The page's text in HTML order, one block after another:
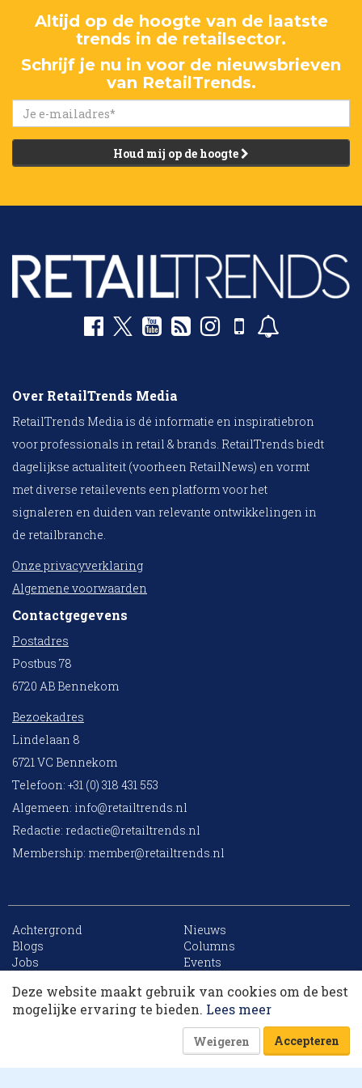
Altijd op de hoogte van de laatste
trends in de retailsector.
Schrijf je nu in voor de nieuwsbrieven
van RetailTrends.
Houd mij op de hoogte
Over RetailTrends Media
RetailTrends Media is dé informatie en inspiratiebron
voor professionals in retail & brands. RetailTrends biedt
dagelijkse actualiteit (voorheen RetailNews) en vormt
met diverse retailevents een platform voor het
signaleren en duiden van relevante ontwikkelingen in
de retailbranche.
Onze privacyverklaring
Algemene voorwaarden
Contactgegevens
Postadres
Postbus 78
6720 AB Bennekom
Bezoekadres
Lindelaan 8
6721 VC Bennekom
Telefoon: +31 (0) 318 431 553
Algemeen: info@retailtrends.nl
Redactie: redactie@retailtrends.nl
Membership: member@retailtrends.nl
Achtergrond
Nieuws
Blogs
Columns
Jobs
Events
Archief
Sitemap
Website is powered by
Deze website maakt gebruik van cookies om de best
mogelijke ervaring te bieden. Lees meer
Weigeren Accepteren
10 collega’s
Korting op events